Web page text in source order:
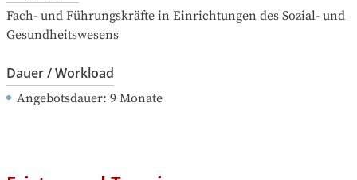
Fach- und Führungskräfte in Einrichtungen des Sozial- und
Gesundheitswesens
Dauer / Workload
Angebotsdauer: 9 Monate